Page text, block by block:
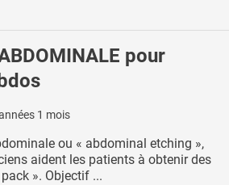
pour
1 mois
ou « abdominal etching »,
aident les patients à obtenir des
». Objectif ...